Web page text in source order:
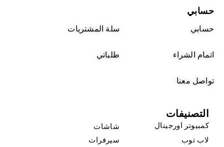
حسابي
حسابي سلة المشتريات
اتمام الشراء طلباتي
تواصل معنا
التصنيفات
كمبيوتر اورجينال
شاشات
لاب توب
سيرفرات